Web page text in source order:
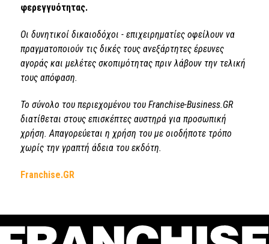
φερεγγυότητας.
Οι δυνητικοί δικαιοδόχοι - επιχειρηματίες οφείλουν να
πραγματοποιούν τις δικές τους ανεξάρτητες έρευνες
αγοράς και μελέτες σκοπιμότητας πριν λάβουν την τελική
τους απόφαση.
Το σύνολο του περιεχομένου του Franchise-Business.GR
διατίθεται στους επισκέπτες αυστηρά για προσωπική
χρήση. Απαγορεύεται η χρήση του με οιοδήποτε τρόπο
χωρίς την γραπτή άδεια του εκδότη.
Franchise.GR